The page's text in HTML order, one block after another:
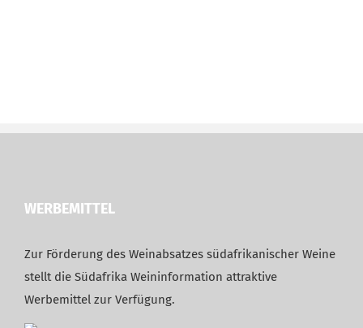
WERBEMITTEL
Zur Förderung des Weinabsatzes südafrikanischer Weine
stellt die Südafrika Weininformation attraktive
Werbemittel zur Verfügung.